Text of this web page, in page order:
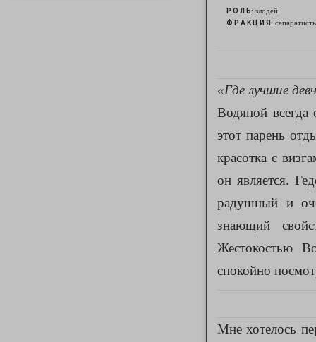
Р О Л Ь: злодей
Ф Р А К Ц И Я :
«Где лучшие
Водяной
этот парень
красотка с
он является.
радушный и
знающий
Жестокостью
спокойно
Мне хотелось